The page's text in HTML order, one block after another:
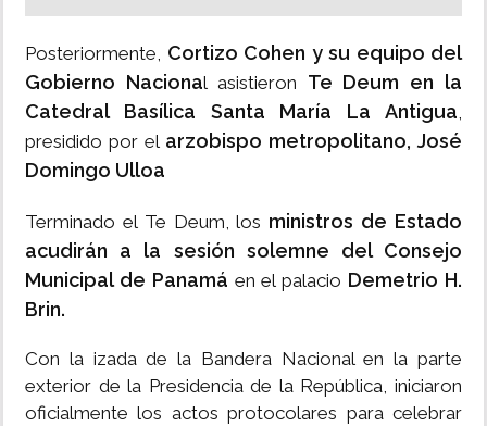
Posteriormente, Cortizo Cohen y su equipo del
Gobierno Nacional asistieron Te Deum en la
Catedral Basílica Santa María La Antigua,
presidido por el arzobispo metropolitano, José
Domingo Ulloa
Terminado el Te Deum, los ministros de Estado
acudirán a la sesión solemne del Consejo
Municipal de Panamá en el palacio Demetrio H.
Brin.
Con la izada de la Bandera Nacional en la parte
exterior de la Presidencia de la República, iniciaron
oficialmente los actos protocolares para celebrar